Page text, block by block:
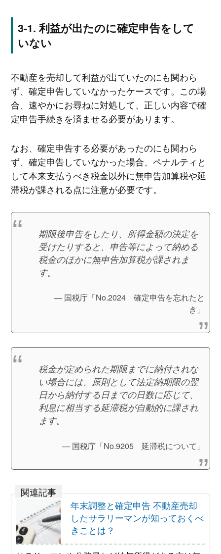
利益が出たのに確定申告をして
いない
不動産を売却して利益が出ていたのにも関わら
ず、確定申告していなかったケースです。この場
合、速やかにお尋ねに対処して、正しい内容で確
定申告手続きを済ませる必要があります。
なお、確定申告する必要があったのにも関わら
ず、確定申告していなかった場合、ペナルティと
して本来支払うべき税金以外に無申告加算税や延
滞税が課される点に注意が必要です。
期限後申告をしたり、所得金額の決定を
受けたりすると、申告等によって納める
税金のほかに無申告加算税が課されま
す。
国税庁「No.2024 確定申告を忘れたと
き」
税金が定められた期限までに納付されな
い場合には、原則として法定納期限の翌
日から納付する日までの日数に応じて、
利息に相当する延滞税が自動的に課され
ます。
国税庁「No.9205 延滞税について」
年末調整と確定申告 不動産売却
したサラリーマンが知っておくべ
きことは？